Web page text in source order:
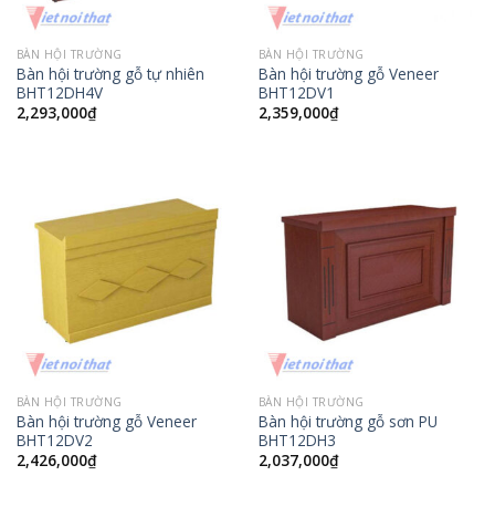
BÀN HỘI TRƯỜNG
Bàn hội trường gỗ tự nhiên
BHT12DH4V
2,293,000₫
BÀN HỘI TRƯỜNG
Bàn hội trường gỗ Veneer
BHT12DV1
2,359,000₫
BÀN HỘI TRƯỜNG
Bàn hội trường gỗ Veneer
BHT12DV2
2,426,000₫
BÀN HỘI TRƯỜNG
Bàn hội trường gỗ sơn PU
BHT12DH3
2,037,000₫